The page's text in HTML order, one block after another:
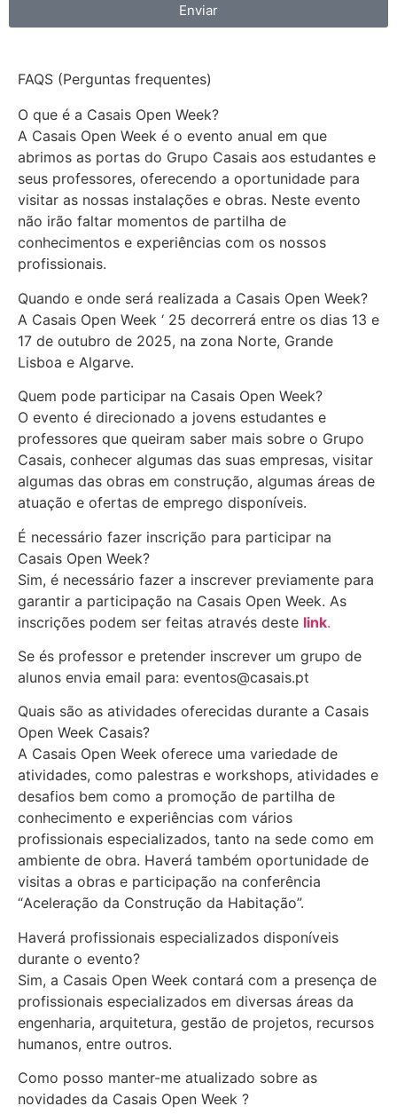
Enviar
FAQS (Perguntas frequentes)
O que é a Casais Open Week?
A Casais Open Week é o evento anual em que
abrimos as portas do Grupo Casais aos estudantes e
seus professores, oferecendo a oportunidade para
visitar as nossas instalações e obras. Neste evento
não irão faltar momentos de partilha de
conhecimentos e experiências com os nossos
profissionais.
Quando e onde será realizada a Casais Open Week?
A Casais Open Week ‘ 25 decorrerá entre os dias 13 e
17 de outubro de 2025, na zona Norte, Grande
Lisboa e Algarve.
Quem pode participar na Casais Open Week?
O evento é direcionado a jovens estudantes e
professores que queiram saber mais sobre o Grupo
Casais, conhecer algumas das suas empresas, visitar
algumas das obras em construção, algumas áreas de
atuação e ofertas de emprego disponíveis.
É necessário fazer inscrição para participar na
Casais Open Week?
Sim, é necessário fazer a inscrever previamente para
garantir a participação na Casais Open Week. As
inscrições podem ser feitas através deste link.
Se és professor e pretender inscrever um grupo de
alunos envia email para: eventos@casais.pt
Quais são as atividades oferecidas durante a Casais
Open Week Casais?
A Casais Open Week oferece uma variedade de
atividades, como palestras e workshops, atividades e
desafios bem como a promoção de partilha de
conhecimento e experiências com vários
profissionais especializados, tanto na sede como em
ambiente de obra. Haverá também oportunidade de
visitas a obras e participação na conferência
“Aceleração da Construção da Habitação”.
Haverá profissionais especializados disponíveis
durante o evento?
Sim, a Casais Open Week contará com a presença de
profissionais especializados em diversas áreas da
engenharia, arquitetura, gestão de projetos, recursos
humanos, entre outros.
Como posso manter-me atualizado sobre as
novidades da Casais Open Week ?